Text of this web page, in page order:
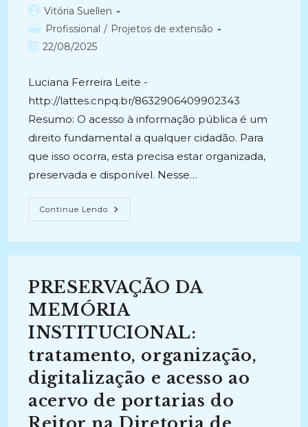
Autor
do
post:
Vitória Suellen
Categoria
do
Profissional / Projetos de extensão
Post22/08/2025
Luciana Ferreira Leite -
http://lattes.cnpq.br/8632906409902343
Resumo: O acesso à informação pública é um
direito fundamental a qualquer cidadão. Para
que isso ocorra, esta precisa estar organizada,
preservada e disponível. Nesse…
Continue Lendo PRESERVAÇÃO
DA
Organização,
Acesso
Ao
Acervo
De
Portarias
Do
Na
Diretoria
De
Administração
De
Pessoal
Da
Universidade
PRESERVAÇÃO DA
MEMÓRIA
INSTITUCIONAL:
tratamento, organização,
digitalização e acesso ao
acervo de portarias do